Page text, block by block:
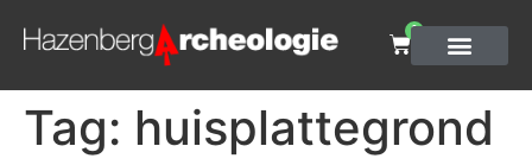
0
Tag: huisplattegrond